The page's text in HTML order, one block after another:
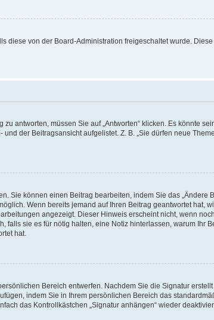
diese von der Board-Administration freigeschaltet wurde.
antworten, müssen Sie auf „Antworten“ klicken. Es könnte
der Beitragsansicht aufgelistet. Z. B. „Sie dürfen neue
Sie können einen Beitrag bearbeiten, indem Sie das „Ändere
Wenn bereits jemand auf Ihren Beitrag geantwortet hat,
angezeigt. Dieser Hinweis erscheint nicht, wenn
sie es für nötig halten, eine Notiz hinterlassen, warum Ihr
hat.
Bereich entwerfen. Nachdem Sie die Signatur
indem Sie in Ihrem persönlichen Bereich das
das Kontrollkästchen „Signatur anhängen“ wieder